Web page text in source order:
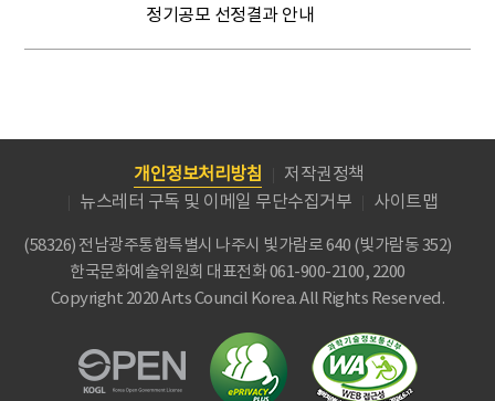
정기공모 선정결과 안내
개인정보처리방침
저작권정책
뉴스레터 구독 및 이메일 무단수집거부
사이트맵
(58326) 전남광주통합특별시 나주시 빛가람로 640 (빛가람동 352)
한국문화예술위원회 대표전화 061-900-2100, 2200
Copyright 2020 Arts Council Korea. All Rights Reserved.